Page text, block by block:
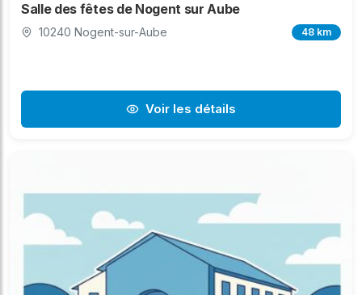
Salle des fêtes de Nogent sur Aube
10240 Nogent-sur-Aube 48 km
Voir les détails